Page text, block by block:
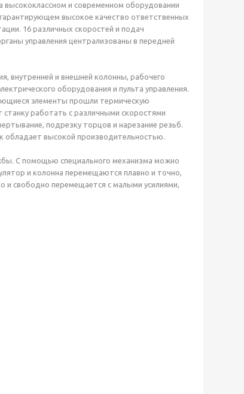
высококлассном и современном оборудовании
высокое качество ответственных
16 различных скоростей и подач
управления централизованы в передней
внутренней и внешней колонны, рабочего
оборудования и пульта управления.
элементы прошли термическую
работать с различными скоростями
подрезку торцов и нарезание резьб.
обладает высокой производительностью.
С помощью специального механизма можно
и колонна перемещаются плавно и точно,
и свободно перемещается с малыми усилиями,